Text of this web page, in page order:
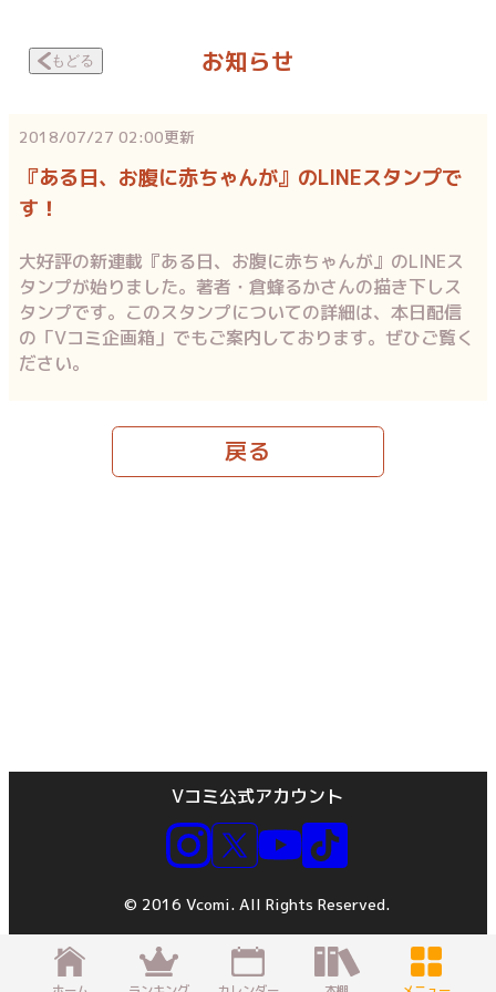
もどる お知らせ
2018/07/27 02:00更新
『ある日、お腹に赤ちゃんが』のLINEスタンプで
す！
大好評の新連載『ある日、お腹に赤ちゃんが』のLINEス
タンプが始りました。著者・倉蜂るかさんの描き下しス
タンプです。このスタンプについての詳細は、本日配信
の「Vコミ企画箱」でもご案内しております。ぜひご覧く
ださい。
戻る
Vコミ公式アカウント
© 2016 Vcomi. All Rights Reserved.